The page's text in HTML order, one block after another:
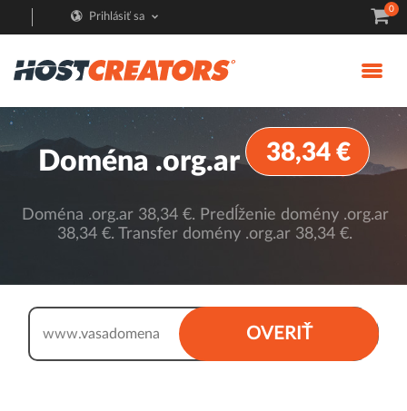
Prihlásiť sa
0
Doména .org.ar 38,34 €
Doména .org.ar 38,34 €. Predĺženie domény .org.ar
38,34 €. Transfer domény .org.ar 38,34 €.
OVERIŤ
www.